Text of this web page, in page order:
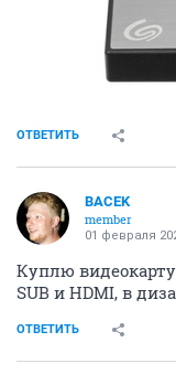
ОТВЕТИТЬ
BACEK
member
01 февраля
Куплю
SUB и HDMI, в
ОТВЕТИТЬ